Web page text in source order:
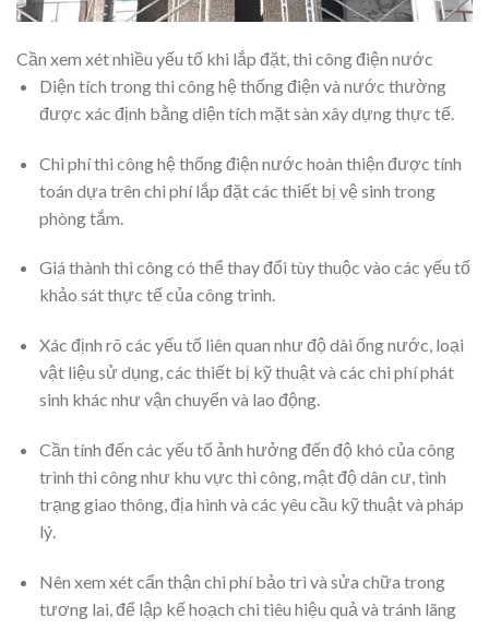
Cần xem xét nhiều yếu tố khi lắp đặt, thi công điện nước
Diện tích trong thi công hệ thống điện và nước thường
được xác định bằng diện tích mặt sàn xây dựng thực tế.
Chi phí thi công hệ thống điện nước hoàn thiện được tính
toán dựa trên chi phí lắp đặt các thiết bị vệ sinh trong
phòng tắm.
Giá thành thi công có thể thay đổi tùy thuộc vào các yếu tố
khảo sát thực tế của công trình.
Xác định rõ các yếu tố liên quan như độ dài ống nước, loại
vật liệu sử dụng, các thiết bị kỹ thuật và các chi phí phát
sinh khác như vận chuyển và lao động.
Cần tính đến các yếu tố ảnh hưởng đến độ khó của công
trình thi công như khu vực thi công, mật độ dân cư, tình
trạng giao thông, địa hình và các yêu cầu kỹ thuật và pháp
lý.
Nên xem xét cẩn thận chi phí bảo trì và sửa chữa trong
tương lai, để lập kế hoạch chi tiêu hiệu quả và tránh lãng